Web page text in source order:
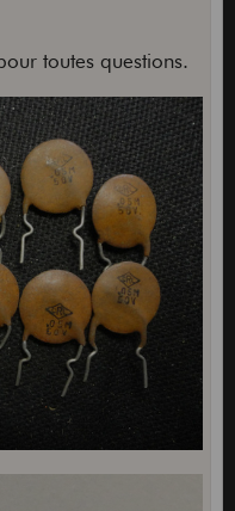
toutes questions.